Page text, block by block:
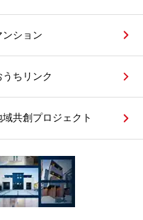
ンション
うちリンク
域共創プロジェクト